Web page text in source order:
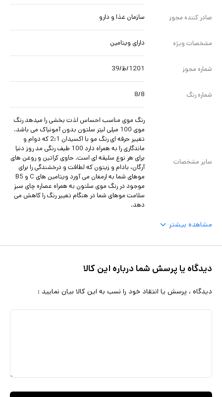
صادر کننده مجوز سازمان غذا و دارو
مشخصات ویژه دارای ویتامین
شماره مجوز 1201/ظ/39
شماره رنگ 8/8
سایر مشخصات
رنگ موی مناسب احساس لذت بخشی را میدهد رنگ
موی 100 میلی لیتر سلتون بدون آمونیاک می باشد.
تغییر حرفه ای رنگ مو با اکسیدان 2:1 که دوام و
ماندگاری را به همراه دارد 100 طیف رنگی مد روز دنیا
برای هر نوع سلیقه ای است. حاوی کراتین و روغن های
آرگان، بادام و زیتون که لطافت و درخشندگی را برای
موهای شما به ارمغان می آورد ویتامین های C و B5
موجود در رنگ موی سلتون به همراه عصاره چای سبز
سلامت موهای شما در هنگام تغییر رنگ را کاهش می
دهد.
مشاهده بیشتر
دیدگاه یا پرسش شما درباره این کالا
دیدگاه ، پرسش یا انتقاد خود را نسب به این کالا بیان نمایید :